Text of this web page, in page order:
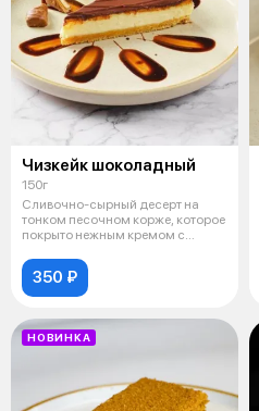
Чизкейк шоколадный
150г
Сливочно-сырный десерт на
тонком песочном корже, которое
покрыто нежным кремом с
350 ₽
НОВИНКА